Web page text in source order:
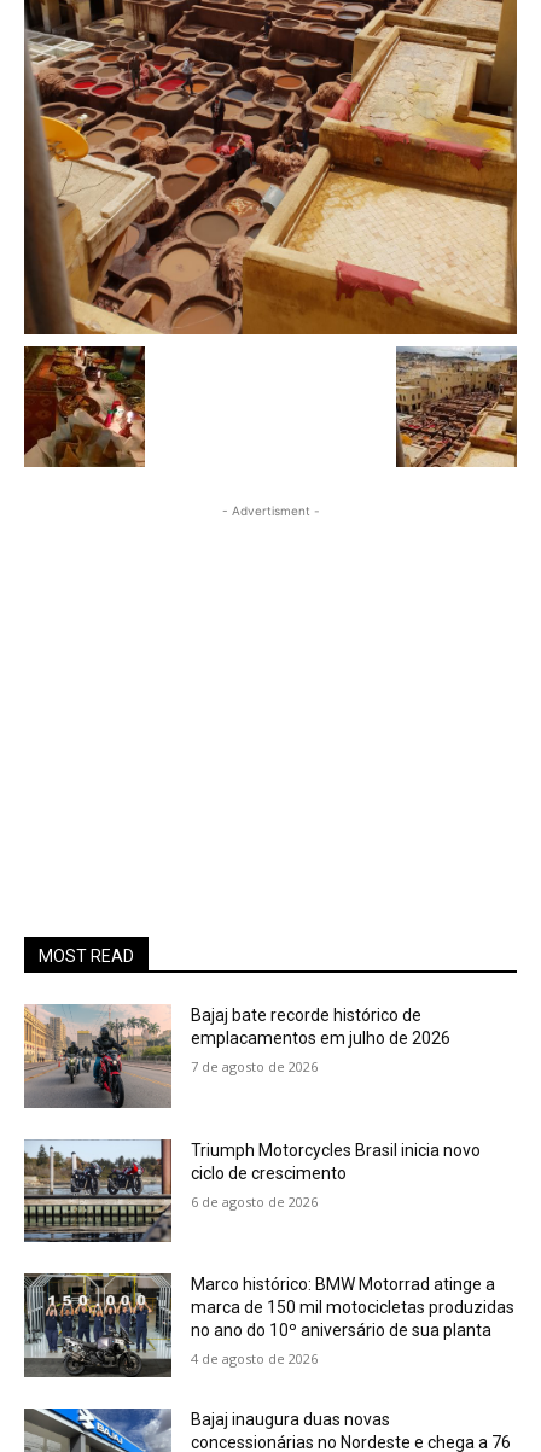
- Advertisment -
MOST READ
Bajaj bate recorde histórico de
emplacamentos em julho de 2026
7 de agosto de 2026
Triumph Motorcycles Brasil inicia novo
ciclo de crescimento
6 de agosto de 2026
Marco histórico: BMW Motorrad atinge a
marca de 150 mil motocicletas produzidas
no ano do 10º aniversário de sua planta
4 de agosto de 2026
Bajaj inaugura duas novas
concessionárias no Nordeste e chega a 76